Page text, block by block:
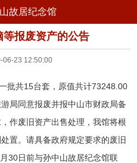
故居纪念馆
报废资产的公告
06-23 12:50:00
批共15台套，原值共计73248.00
局同意报废并报中山市财政局备
作废旧资产出售处理，我馆将根
置。请具备政府规定要求的废旧
30日前与孙中山故居纪念馆联